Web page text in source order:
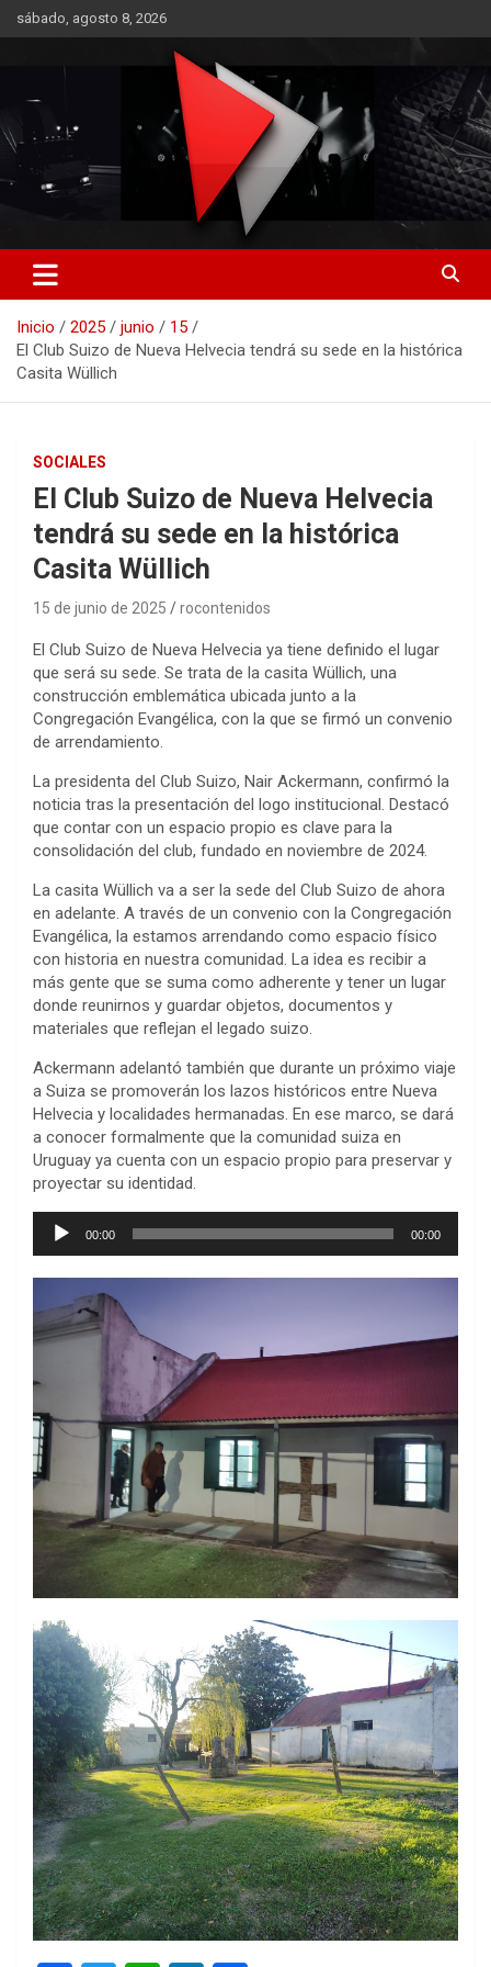
Saltar
al
sábado, agosto 8, 2026
RO CONTENIDOS
Inicio 2025 junio
15
El Club Suizo de Nueva Helvecia tendrá su sede en la histórica
Casita Wüllich
SOCIALES
El Club Suizo de Nueva Helvecia
tendrá su sede en la histórica
Casita Wüllich
15 de junio de 2025 rocontenidos
El Club Suizo de Nueva Helvecia ya tiene definido el lugar
que será su sede. Se trata de la casita Wüllich, una
construcción emblemática ubicada junto a la
Congregación Evangélica, con la que se firmó un convenio
de arrendamiento.
La presidenta del Club Suizo, Nair Ackermann, confirmó la
noticia tras la presentación del logo institucional. Destacó
que contar con un espacio propio es clave para la
consolidación del club, fundado en noviembre de 2024.
La casita Wüllich va a ser la sede del Club Suizo de ahora
en adelante. A través de un convenio con la Congregación
Evangélica, la estamos arrendando como espacio físico
con historia en nuestra comunidad. La idea es recibir a
más gente que se suma como adherente y tener un lugar
donde reunirnos y guardar objetos, documentos y
materiales que reflejan el legado suizo.
Ackermann adelantó también que durante un próximo viaje
a Suiza se promoverán los lazos históricos entre Nueva
Helvecia y localidades hermanadas. En ese marco, se dará
a conocer formalmente que la comunidad suiza en
Uruguay ya cuenta con un espacio propio para preservar y
proyectar su identidad.
Reproductor
00:00 00:00